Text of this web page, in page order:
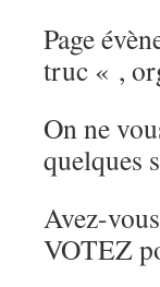
Page
truc « ,
On ne
quelques
Avez-
VOTEZ